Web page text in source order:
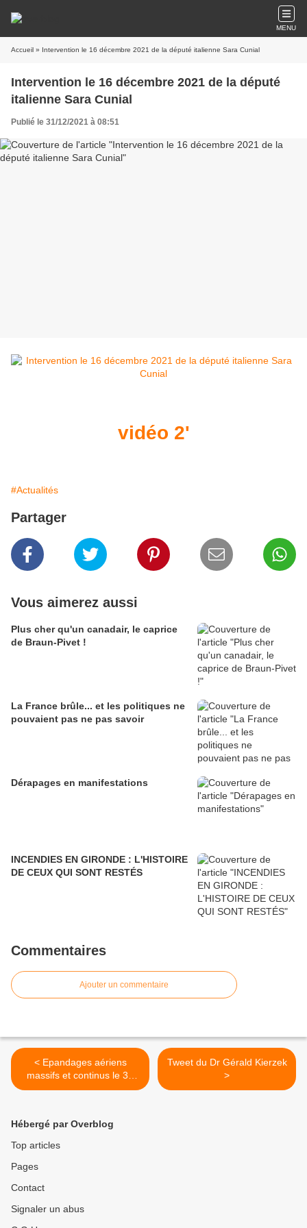
MENU
Accueil » Intervention le 16 décembre 2021 de la député italienne Sara Cunial
Intervention le 16 décembre 2021 de la député
italienne Sara Cunial
Publié le 31/12/2021 à 08:51
vidéo 2'
#Actualités
Partager
Vous aimerez aussi
Plus cher qu'un canadair, le caprice
de Braun-Pivet !
La France brûle... et les politiques ne
pouvaient pas ne pas savoir
Dérapages en manifestations
INCENDIES EN GIRONDE : L'HISTOIRE
DE CEUX QUI SONT RESTÉS
Commentaires
Ajouter un commentaire
< Epandages aériens
massifs et continus le 30
décembre 2021 en région
Tweet du Dr Gérald Kierzek
>
Hébergé par Overblog
Top articles
Pages
Contact
Signaler un abus